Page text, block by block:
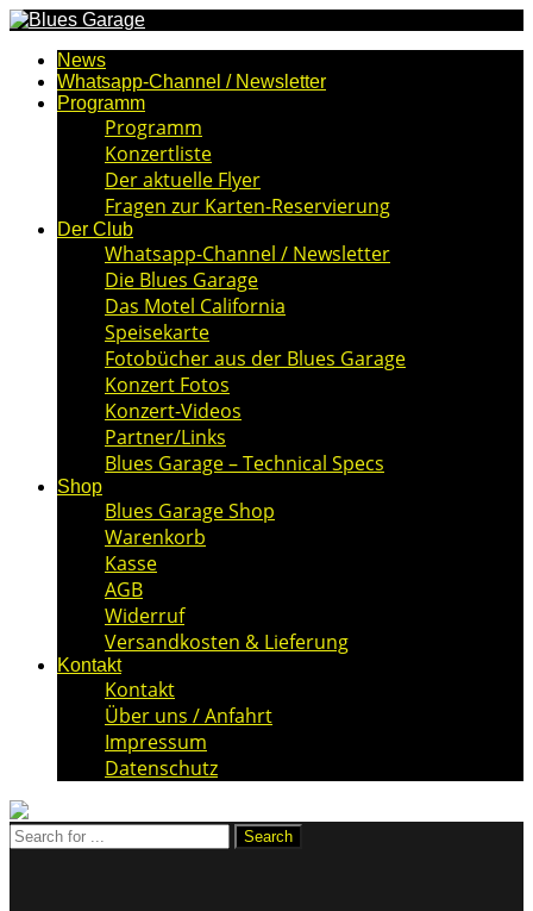
News
Whatsapp-Channel / Newsletter
Programm
Programm
Konzertliste
Der aktuelle Flyer
Fragen zur Karten-Reservierung
Der Club
Whatsapp-Channel / Newsletter
Die Blues Garage
Das Motel California
Speisekarte
Fotobücher aus der Blues Garage
Konzert Fotos
Konzert-Videos
Partner/Links
Blues Garage – Technical Specs
Shop
Blues Garage Shop
Warenkorb
Kasse
AGB
Widerruf
Versandkosten & Lieferung
Kontakt
Kontakt
Über uns / Anfahrt
Impressum
Datenschutz